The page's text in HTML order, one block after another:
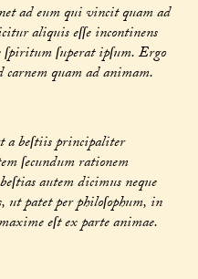
ad eum qui vincit quam ad
aliquis eſſe incontinens
ſpiritum ſuperat ipſum. Ergo
quam ad animam.
a beſtiis principaliter
ſecundum rationem
autem dicimus neque
ut patet per philoſophum, in
eſt ex parte animae.